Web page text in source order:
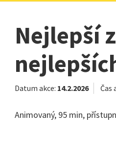
Nejlepší z
Datum akce: 14.2.2026 Čas
Animovaný, 95 min,